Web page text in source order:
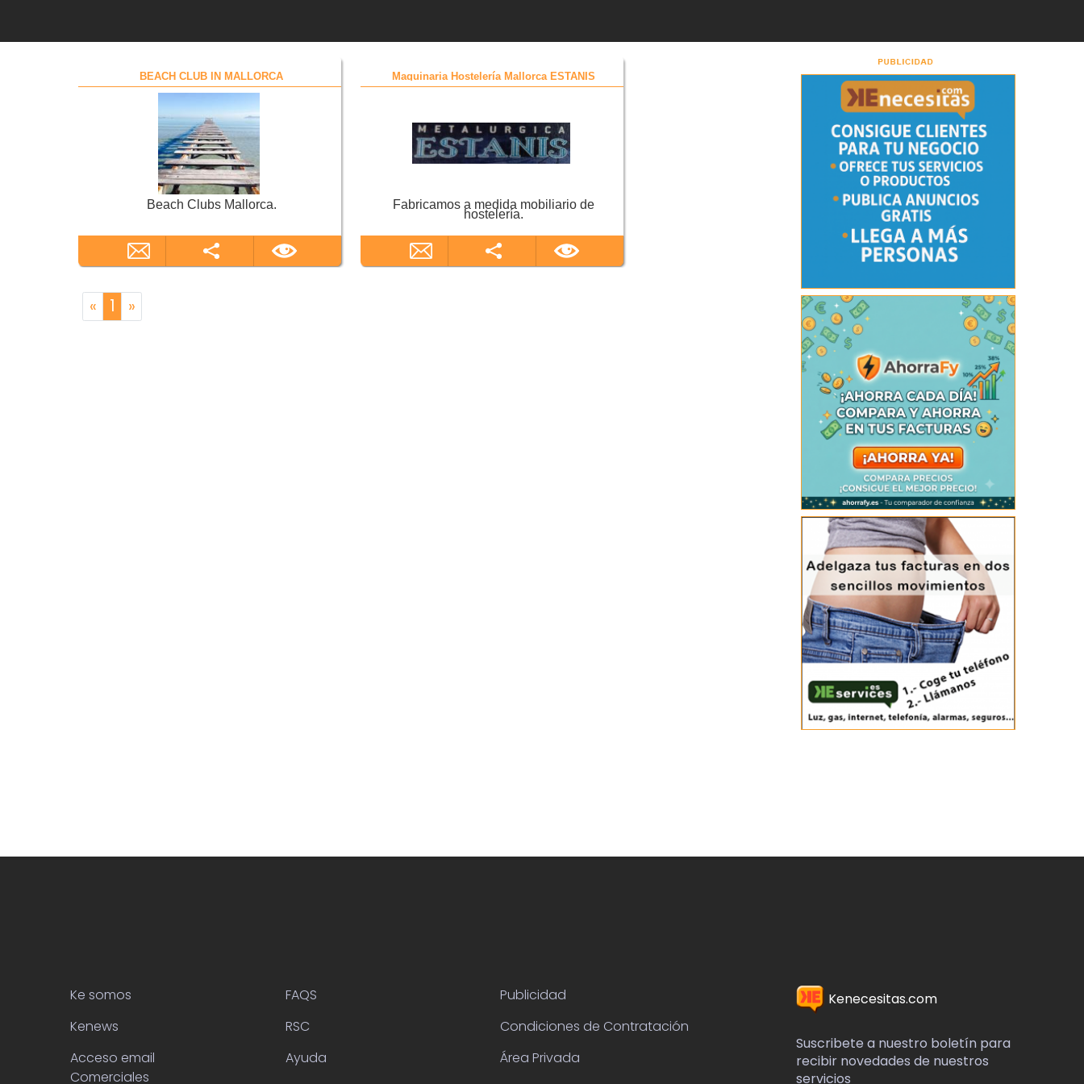
BEACH CLUB IN MALLORCA
Beach Clubs Mallorca.
Maquinaria Hostelería Mallorca ESTANIS
Fabricamos a medida mobiliario de
hostelería.
« 1 »
Ke somos
Kenews
Acceso email
Comerciales
FAQS
RSC
Ayuda
Publicidad
Condiciones de Contratación
Área Privada
Kenecesitas.com
Suscribete a nuestro boletín para
recibir novedades de nuestros
servicios